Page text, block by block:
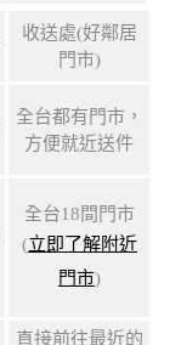
收送處(好鄰居
門市)
全台都有門市，
方便就近送件
全台18間門市
(立即了解附近
門市)
直接前往最近的